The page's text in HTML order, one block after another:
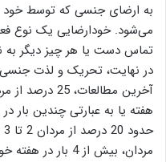
به ارضای جنسی که توسط خود
می‌شود. خودارضایی یک نوع
تماس دست یا هر چیز دیگر
در نهایت، تحریک و لذت جنسی
هفته یا به عبارتی چندین بار
مردان، بیش از 4 بار در هفته خودارضایی می کنند.